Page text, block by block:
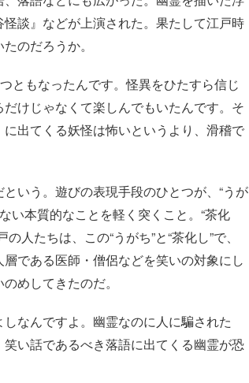
談』などが上演された。果たして江戸時
のだろうか。
ともなったんです。怪異をひたすら信じ
けじゃなくて楽しんでもいたんです。そ
出てくる妖怪は怖いというより、滑稽で
いう。遊びの表現手段のひとつが、“うが
い本質的なことを軽く突くこと。“茶化
人たちは、この“うがち”と“茶化し”で、
である医師・僧侶などを笑いの対象にし
めしてきたのだ。
なんですよ。幽霊なのに人に騙された
い話であるべき落語に出てくる幽霊が恐